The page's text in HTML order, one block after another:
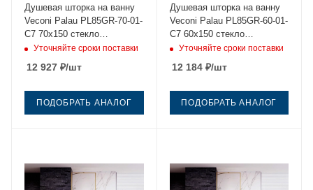
Душевая шторка на ванну
Veconi Palau PL85GR-70-01-
C7 70х150 стекло
прозрачное профиль
универсальная
Уточняйте сроки поставки
12 927 ₽/шт
ПОДОБРАТЬ АНАЛОГ
Душевая шторка на ванну
Veconi Palau PL85GR-60-01-
C7 60х150 стекло
прозрачное профиль
универсальная
Уточняйте сроки поставки
12 184₽/шт
ПОДОБРАТЬ АНАЛОГ